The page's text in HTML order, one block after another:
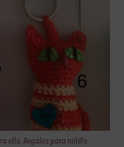
ella,Regalos para niñ@s